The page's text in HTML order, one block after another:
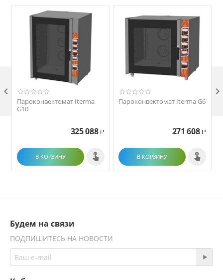
Пароконвектомат Iterma
G10
325 088 Р
В КОРЗИНУ
Пароконвектомат Iterma G6
271 608 Р
В КОРЗИНУ
 
Будем на связи
ПОДПИШИТЕСЬ НА НОВОСТИ